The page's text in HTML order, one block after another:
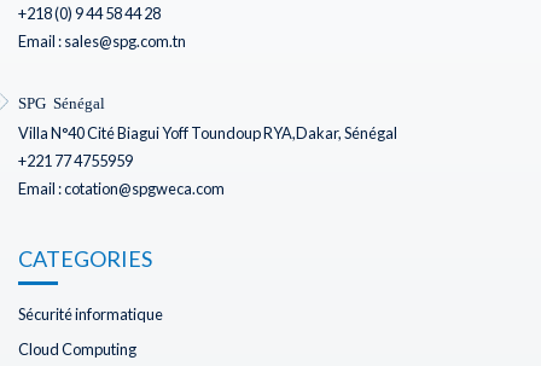
+218 (0) 9 44 58 44 28
Email : sales@spg.com.tn
SPG Sénégal
Villa N°40 Cité Biagui Yoff Toundoup RYA,Dakar, Sénégal
+221 77 4755959
Email : cotation@spgweca.com
CATEGORIES
Sécurité informatique
Cloud Computing